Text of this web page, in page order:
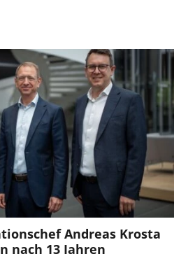
Andreas Krosta
nach 13 Jahren